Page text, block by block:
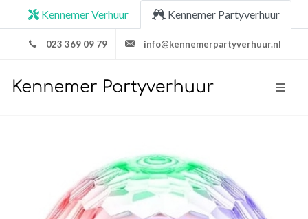
Kennemer Verhuur Kennemer Partyverhuur
023 369 09 79 info@kennemerpartyverhuur.nl